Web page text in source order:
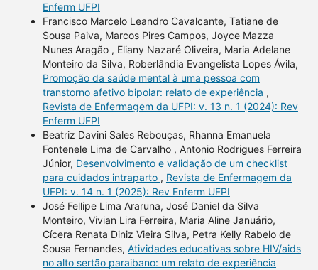
Enferm UFPI
Francisco Marcelo Leandro Cavalcante, Tatiane de
Sousa Paiva, Marcos Pires Campos, Joyce Mazza
Nunes Aragão , Eliany Nazaré Oliveira, Maria Adelane
Monteiro da Silva, Roberlândia Evangelista Lopes Ávila,
Promoção da saúde mental à uma pessoa com
transtorno afetivo bipolar: relato de experiência ,
Revista de Enfermagem da UFPI: v. 13 n. 1 (2024): Rev
Enferm UFPI
Beatriz Davini Sales Rebouças, Rhanna Emanuela
Fontenele Lima de Carvalho , Antonio Rodrigues Ferreira
Júnior, Desenvolvimento e validação de um checklist
para cuidados intraparto , Revista de Enfermagem da
UFPI: v. 14 n. 1 (2025): Rev Enferm UFPI
José Fellipe Lima Araruna, José Daniel da Silva
Monteiro, Vivian Lira Ferreira, Maria Aline Januário,
Cícera Renata Diniz Vieira Silva, Petra Kelly Rabelo de
Sousa Fernandes, Atividades educativas sobre HIV/aids
no alto sertão paraibano: um relato de experiência